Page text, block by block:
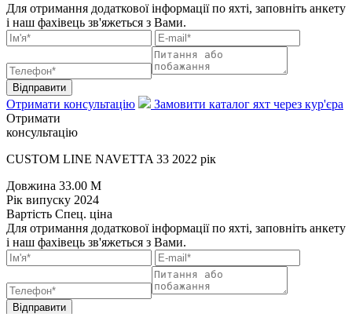
Для отримання додаткової інформації по яхті, заповніть анкету
і наш фахівець зв'яжеться з Вами.
Відправити
Отримати консультацію
Замовити каталог яхт через кур'єра
Отримати
консультацію
CUSTOM LINE NAVETTA 33 2022 рік
Довжина 33.00 M
Рік випуску 2024
Вартість Спец. ціна
Для отримання додаткової інформації по яхті, заповніть анкету
і наш фахівець зв'яжеться з Вами.
Відправити